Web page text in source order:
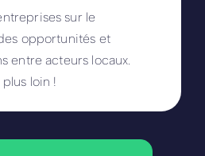
sur le
opportunités et
entre acteurs locaux.
loin !